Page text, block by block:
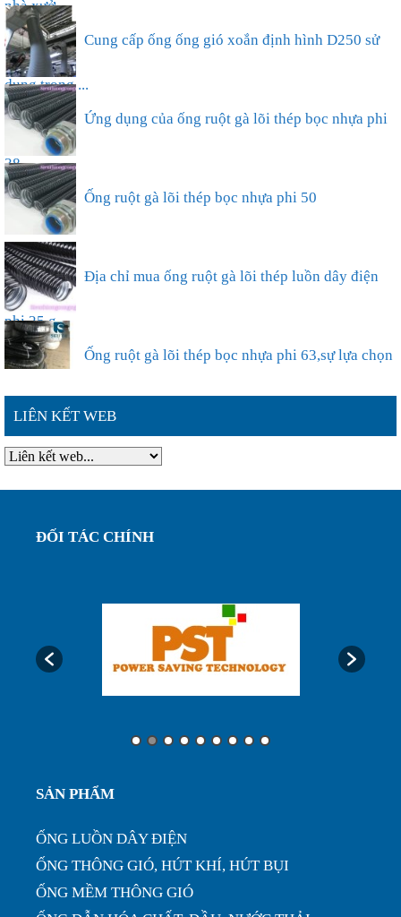
nhà xưở...
dụng trong ...
38...
phi 25 g...
thông ...
Đặc điểm nổi bật của ống ruột gà lõi thép bọc
Ống ruột gà lõi thép bọc nhựa phi 75, luôn dây
Ống luôn dây điện, ống ruột gà lõi thép bọc nhựa
phi32...
Ưu điểm của ống nhựa xếp định hình phi 200...
LIÊN KẾT WEB
ĐỐI TÁC CHÍNH
SẢN PHẨM
ỐNG LUỒN DÂY ĐIỆN
ỐNG THÔNG GIÓ, HÚT KHÍ, HÚT BỤI
ỐNG MỀM THÔNG GIÓ